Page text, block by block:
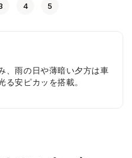
、雨の日や薄暗い夕方は車
る安ピカッを搭載。
ザイン性がアップ。同時に
ネットバックル
るマグネットバックルを採
めできます。また、内側の
ｇを実現。軽いだけでは
す。
ケット
ットで固定し、開けたまま
さによって使い分けが可能
4 5